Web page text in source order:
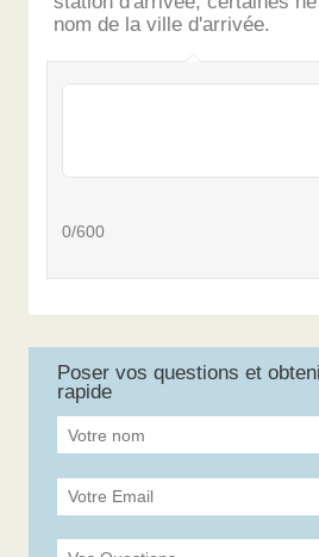
nom de la ville d'arrivée.
0/600
Poser vos questions et
rapide